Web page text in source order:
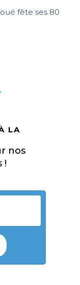
fête ses 80
LA
nos
!